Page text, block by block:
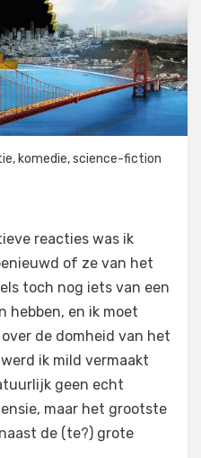
, komedie,science-fiction
reacties was ik
of ze van het
toch nog iets van een
hebben, en ik moet
de domheid van het
ik mild vermaakt
geen echt
maar het grootste
de (te?) grote